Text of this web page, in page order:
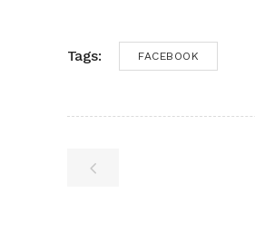
Tags: FACEBOOK